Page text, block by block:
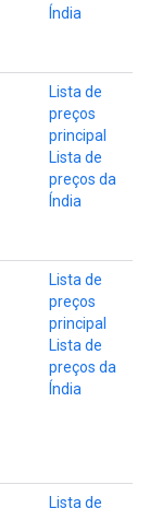
Índia
Lista de
preços
principal
Lista de
preços da
Índia
Lista de
preços
principal
Lista de
preços da
Índia
Lista de